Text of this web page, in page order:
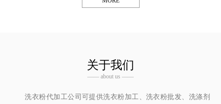
关于我们
—— about us ——
洗衣粉代加工公司可提供洗衣粉加工、洗衣粉批发、洗涤剂